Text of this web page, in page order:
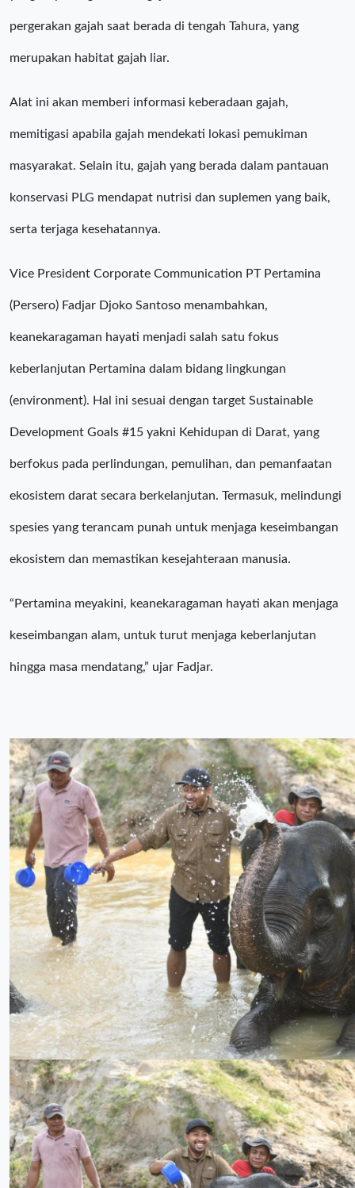
pergerakan gajah saat berada di tengah Tahura, yang
merupakan habitat gajah liar.
Alat ini akan memberi informasi keberadaan gajah,
memitigasi apabila gajah mendekati lokasi pemukiman
masyarakat. Selain itu, gajah yang berada dalam pantauan
konservasi PLG mendapat nutrisi dan suplemen yang baik,
serta terjaga kesehatannya.
Vice President Corporate Communication PT Pertamina
(Persero) Fadjar Djoko Santoso menambahkan,
keanekaragaman hayati menjadi salah satu fokus
keberlanjutan Pertamina dalam bidang lingkungan
(environment). Hal ini sesuai dengan target Sustainable
Development Goals #15 yakni Kehidupan di Darat, yang
berfokus pada perlindungan, pemulihan, dan pemanfaatan
ekosistem darat secara berkelanjutan. Termasuk, melindungi
spesies yang terancam punah untuk menjaga keseimbangan
ekosistem dan memastikan kesejahteraan manusia.
“Pertamina meyakini, keanekaragaman hayati akan menjaga
keseimbangan alam, untuk turut menjaga keberlanjutan
hingga masa mendatang,” ujar Fadjar.